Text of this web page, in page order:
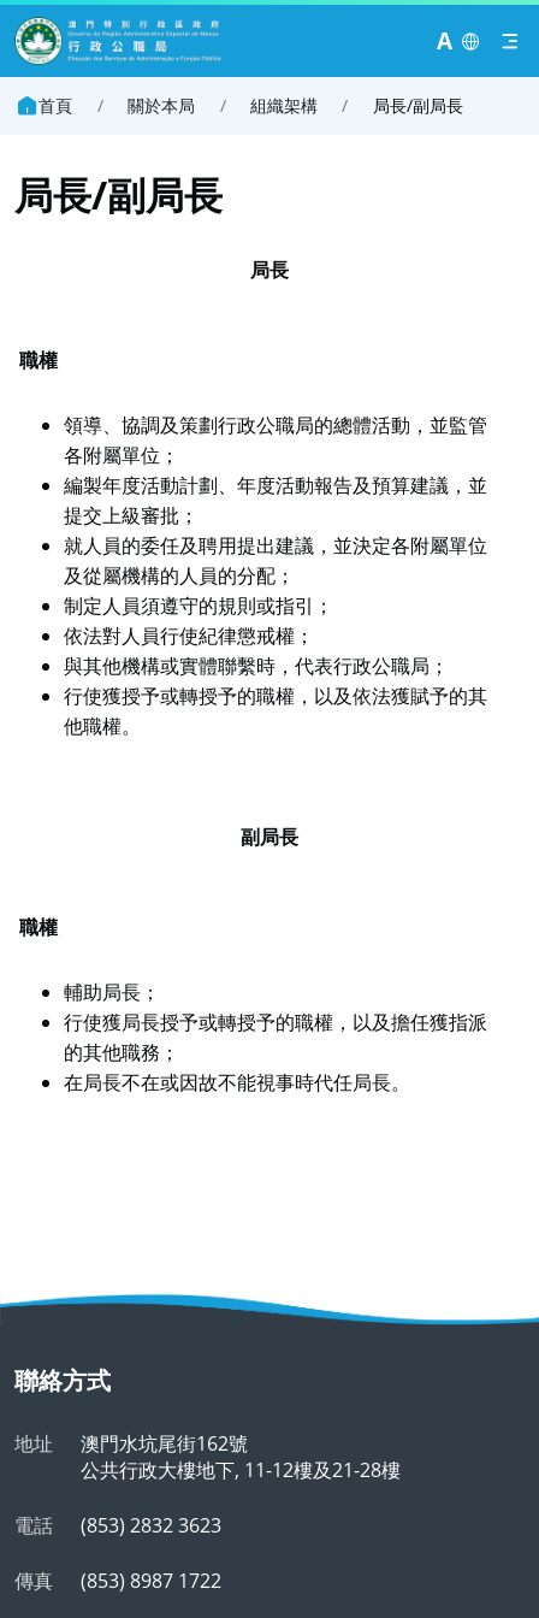
A
首頁 / 關於本局 / 組織架構 / 局長/副局長
局長/副局長
局長
職權
領導、協調及策劃行政公職局的總體活動，並監管
各附屬單位；
編製年度活動計劃、年度活動報告及預算建議，並
提交上級審批；
就人員的委任及聘用提出建議，並決定各附屬單位
及從屬機構的人員的分配；
制定人員須遵守的規則或指引；
依法對人員行使紀律懲戒權；
與其他機構或實體聯繫時，代表行政公職局；
行使獲授予或轉授予的職權，以及依法獲賦予的其
他職權。
副局長
職權
輔助局長；
行使獲局長授予或轉授予的職權，以及擔任獲指派
的其他職務；
在局長不在或因故不能視事時代任局長。
聯絡方式
地址
澳門水坑尾街162號
公共行政大樓地下, 11-12樓及21-28樓
電話 (853) 2832 3623
傳真 (853) 8987 1722